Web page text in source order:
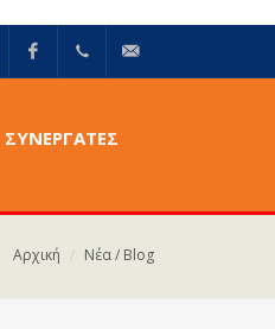
ΣΥΝΕΡΓΑΤΕΣ
Αρχική Νέα / Blog